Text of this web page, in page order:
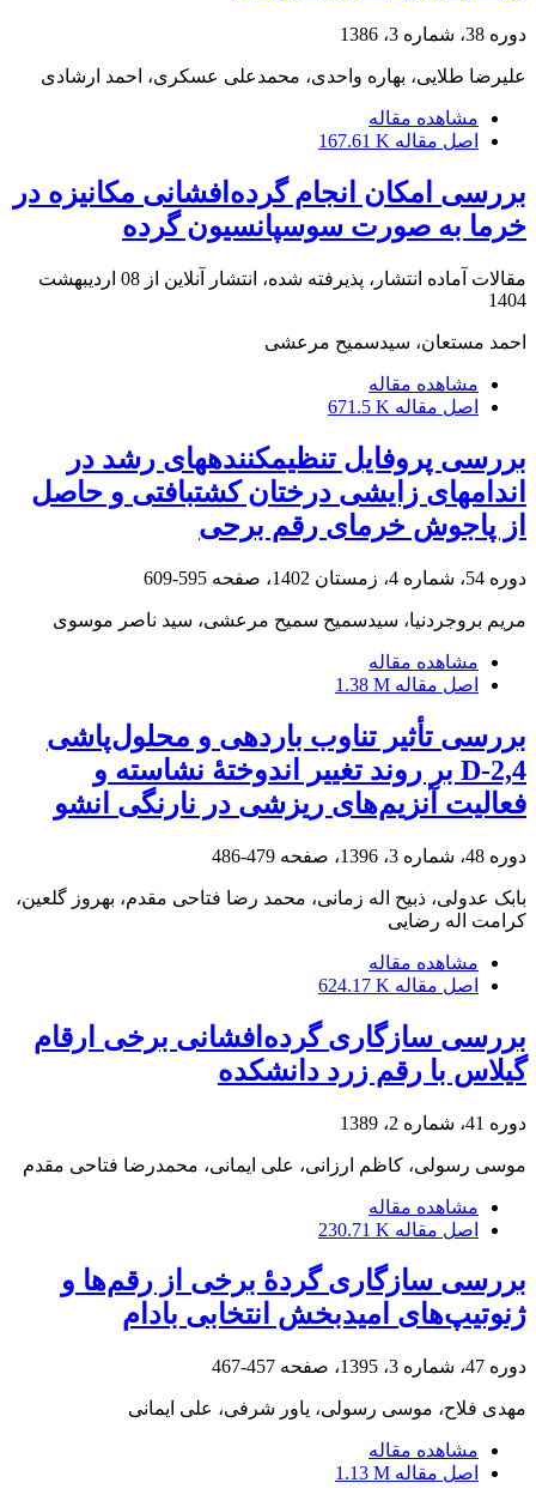
دوره 38، شماره 3، 1386
علیرضا طلایی، بهاره واحدی، محمدعلی عسکری، احمد ارشادی
مشاهده مقاله
اصل مقاله 167.61 K
بررسی امکان انجام گرده‌افشانی مکانیزه در
خرما به صورت سوسپانسیون گرده
مقالات آماده انتشار، پذیرفته شده، انتشار آنلاین از
08 اردیبهشت
1404
احمد مستعان، سیدسمیح مرعشی
مشاهده مقاله
اصل مقاله 671.5 K
بررسی پروفایل تنظیمکنندههای رشد در
اندامهای زایشی درختان کشتبافتی و حاصل
از پاجوش خرمای رقم برحی
دوره 54، شماره 4، زمستان 1402، صفحه 595-609
مریم بروجردنیا، سیدسمیح سمیح مرعشی، سید ناصر موسوی
مشاهده مقاله
اصل مقاله 1.38 M
بررسی تأثیر تناوب باردهی و محلول‌پاشی
2,4-D بر روند تغییر اندوختۀ‌ نشاسته و
فعالیت آنزیم‌های ریزشی در نارنگی انشو
دوره 48، شماره 3، 1396، صفحه 479-486
بابک عدولی، ذبیح اله زمانی، محمد رضا فتاحی مقدم، بهروز گلعین،
کرامت اله رضایی
مشاهده مقاله
اصل مقاله 624.17 K
بررسی سازگاری گرده‌افشانی برخی ارقام
گیلاس با رقم زرد دانشکده
دوره 41، شماره 2، 1389
موسی رسولی، کاظم ارزانی، علی ایمانی، محمدرضا فتاحی مقدم
مشاهده مقاله
اصل مقاله 230.71 K
بررسی سازگاری گردۀ برخی از رقم‌ها و
ژنوتیپ‌های امیدبخش انتخابی بادام
دوره 47، شماره 3، 1395، صفحه 457-467
مهدی فلاح، موسی رسولی، یاور شرفی، علی ایمانی
مشاهده مقاله
اصل مقاله 1.13 M